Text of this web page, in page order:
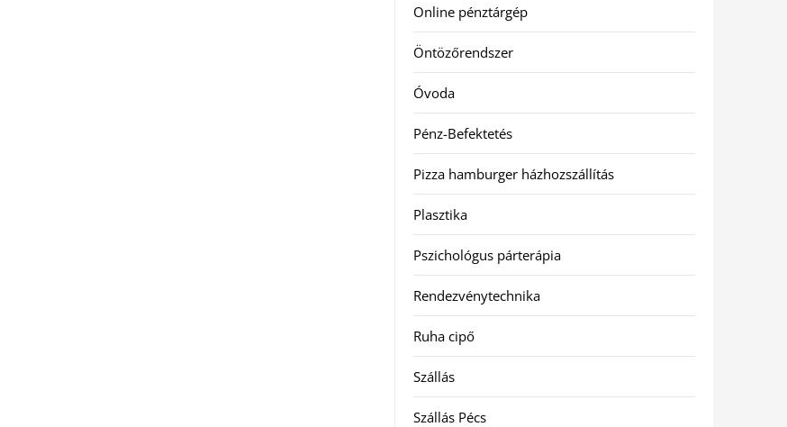
Online pénztárgép
Öntözőrendszer
Óvoda
Pénz-Befektetés
Pizza hamburger házhozszállítás
Plasztika
Pszichológus párterápia
Rendezvénytechnika
Ruha cipő
Szállás
Szállás Pécs